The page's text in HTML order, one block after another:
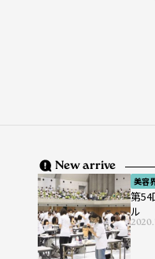
New arrive
美容
第54
ル